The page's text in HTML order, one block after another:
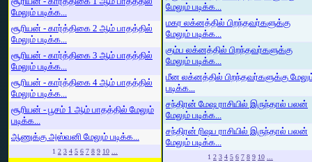
மேலும் படிக்க...
சூரியன் - கார்த்திகை 2 ஆம் பாதத்தில்
மேலும் படிக்க...
சூரியன் - கார்த்திகை 3 ஆம் பாதத்தில்
மேலும் படிக்க...
சூரியன் - கார்த்திகை 4 ஆம் பாதத்தில்
மேலும் படிக்க...
சூரியன் - பூசம் 1 ஆம் பாதத்தில் மேலும்
படிக்க...
ஆணுக்கு அஸ்வனி மேலும் படிக்க...
1 2 3 4 5 6 7 8 9 10 ...
மேலும் படிக்க...
மகர லக்னத்தில் பிறந்தவர்களுக்கு
மேலும் படிக்க...
கும்ப லக்னத்தில் பிறந்தவர்களுக்கு
மேலும் படிக்க...
மீன லக்னத்தில் பிறந்தவர்களுக்கு
படிக்க...
சந்திரன் மேஷ ராசியில் இருந்தால் பலன்
மேலும் படிக்க...
சந்திரன் ரிஷப ராசியில் இருந்தால் பலன்
மேலும் படிக்க...
1 2 3 4 5 6 7 8 9 10 ...